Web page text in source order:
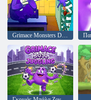
Grimace Monsters DOP ιστορία